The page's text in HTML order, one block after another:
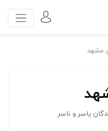
مشهد
یاسر و ناسر